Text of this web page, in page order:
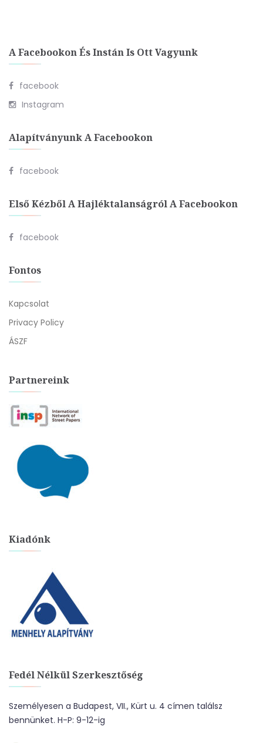
A Facebookon És Instán Is Ott Vagyunk
facebook
Instagram
Alapítványunk A Facebookon
facebook
Első Kézből A Hajléktalanságról A Facebookon
facebook
Fontos
Kapcsolat
Privacy Policy
ÁSZF
Partnereink
Kiadónk
Fedél Nélkül Szerkesztőség
Személyesen a Budapest, VII., Kürt u. 4 címen találsz
bennünket. H-P: 9-12-ig